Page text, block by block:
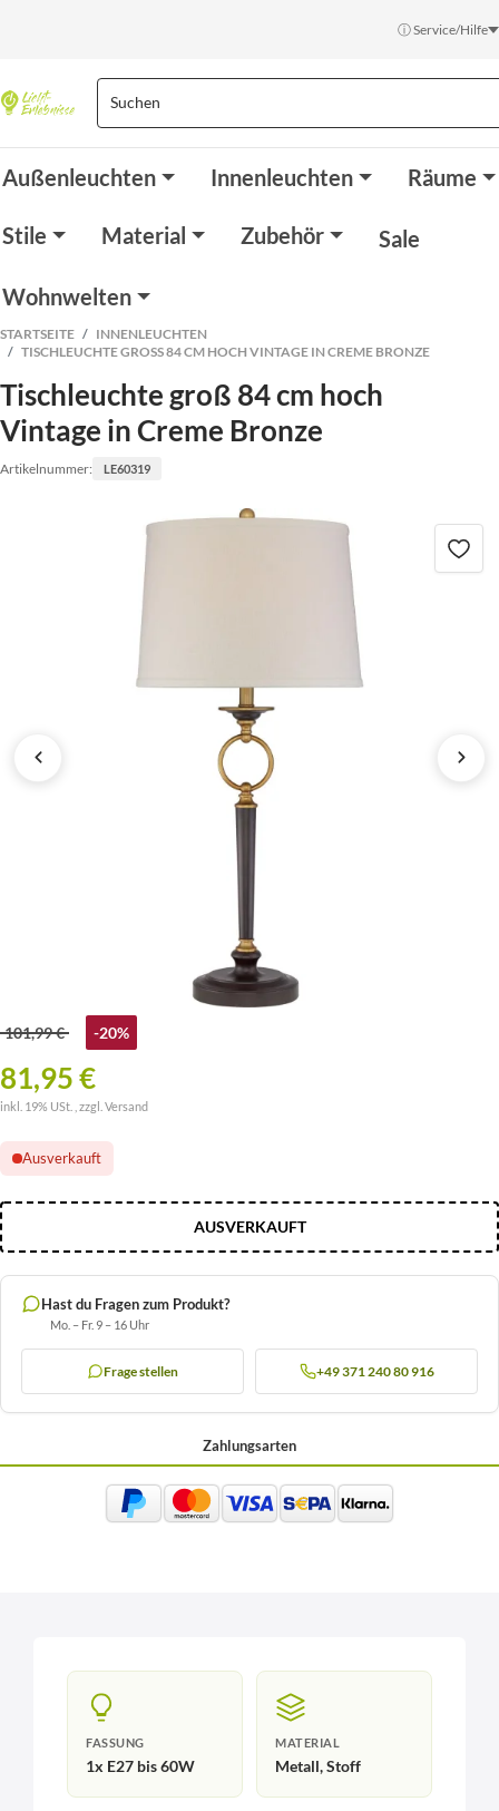
ⓘ Service/Hilfe
Außenleuchten Innenleuchten Räume
Stile Material Zubehör Sale
Wohnwelten
STARTSEITE
INNENLEUCHTEN
TISCHLEUCHTE GROSS 84 CM HOCH VINTAGE IN CREME BRONZE
Tischleuchte groß 84 cm hoch
Vintage in Creme Bronze
Artikelnummer: LE60319
101,99 € -20%
81,95 €
inkl. 19% USt. , zzgl. Versand
Ausverkauft
AUSVERKAUFT
Hast du Fragen zum Produkt?
Mo. – Fr. 9 – 16 Uhr
Frage stellen +49 371 240 80 916
Zahlungsarten
FASSUNG
1x E27 bis 60W
MATERIAL
Metall, Stoff